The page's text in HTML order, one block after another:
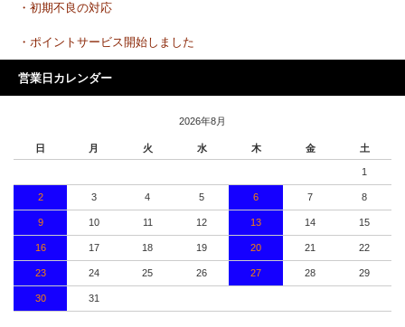
・初期不良の対応
・ポイントサービス開始しました
営業日カレンダー
2026年8月
日 月 火 水 木 金 土
1
2 3 4 5 6 7 8
9 10 11 12 13 14 15
16 17 18 19 20 21 22
23 24 25 26 27 28 29
30 31